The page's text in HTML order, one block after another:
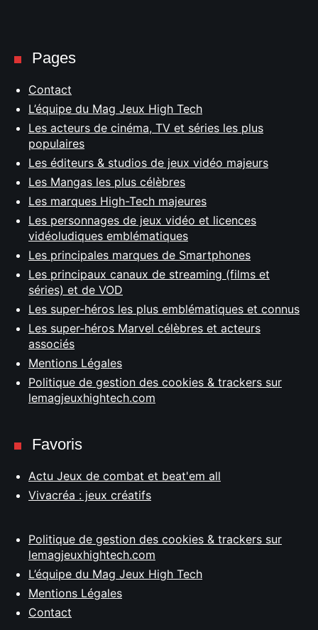
Pages
Contact
L’équipe du Mag Jeux High Tech
Les acteurs de cinéma, TV et séries les plus
populaires
Les éditeurs & studios de jeux vidéo majeurs
Les Mangas les plus célèbres
Les marques High-Tech majeures
Les personnages de jeux vidéo et licences
vidéoludiques emblématiques
Les principales marques de Smartphones
Les principaux canaux de streaming (films et
séries) et de VOD
Les super-héros les plus emblématiques et connus
Les super-héros Marvel célèbres et acteurs
associés
Mentions Légales
Politique de gestion des cookies & trackers sur
lemagjeuxhightech.com
Favoris
Actu Jeux de combat et beat'em all
Vivacréa : jeux créatifs
Politique de gestion des cookies & trackers sur
lemagjeuxhightech.com
L’équipe du Mag Jeux High Tech
Mentions Légales
Contact